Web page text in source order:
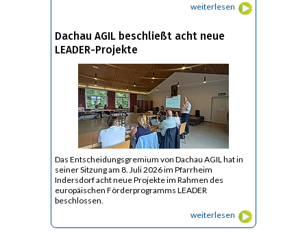
weiterlesen
Dachau AGIL beschließt acht neue
LEADER-Projekte
Das Entscheidungsgremium von Dachau AGIL hat in
seiner Sitzung am 8. Juli 2026 im Pfarrheim
Indersdorf acht neue Projekte im Rahmen des
europäischen Förderprogramms LEADER
beschlossen.
weiterlesen